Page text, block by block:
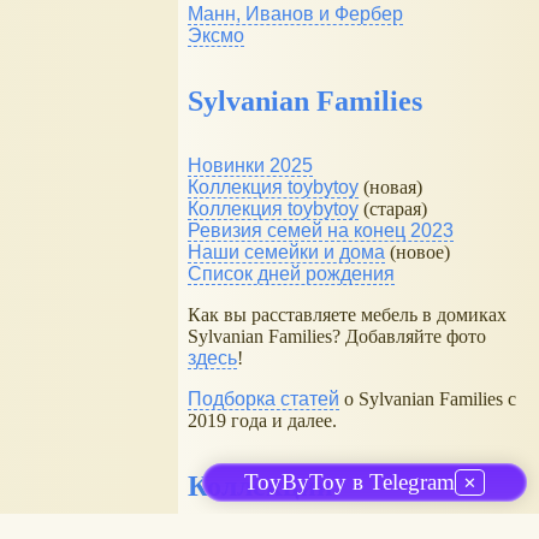
Манн, Иванов и Фербер
Эксмо
Sylvanian Families
Новинки 2025
Коллекция toybytoy (новая)
Коллекция toybytoy (старая)
Ревизия семей на конец 2023
Наши семейки и дома (новое)
Список дней рождения
Как вы расставляете мебель в домиках
Sylvanian Families? Добавляйте фото
здесь!
Подборка статей о Sylvanian Families с
2019 года и далее.
Коллекции
ToyByToy в Telegram ✕